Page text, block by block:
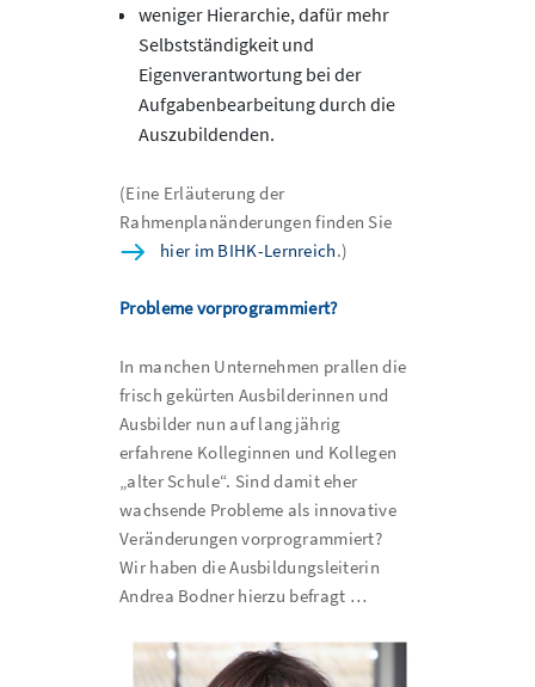
weniger Hierarchie, dafür mehr
Selbstständigkeit und
Eigenverantwortung bei der
Aufgabenbearbeitung durch die
Auszubildenden.
(Eine Erläuterung der
Rahmenplanänderungen finden Sie
hier im BIHK-Lernreich.)
Probleme vorprogrammiert?
In manchen Unternehmen prallen die
frisch gekürten Ausbilderinnen und
Ausbilder nun auf langjährig
erfahrene Kolleginnen und Kollegen
„alter Schule“. Sind damit eher
wachsende Probleme als innovative
Veränderungen vorprogrammiert?
Wir haben die Ausbildungsleiterin
Andrea Bodner hierzu befragt …